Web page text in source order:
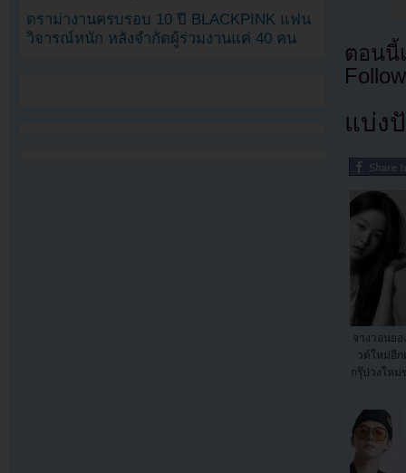
ตอนนี้
แบ่ง
จางวอนยอ
วต์ใหม่อีก
กรุ๊ปวงใหม่
ดราม่างานครบรอบ 10 ปี BLACKPINK แฟน
วิจารณ์หนัก หลังจำกัดผู้ร่วมงานแค่ 40 คน